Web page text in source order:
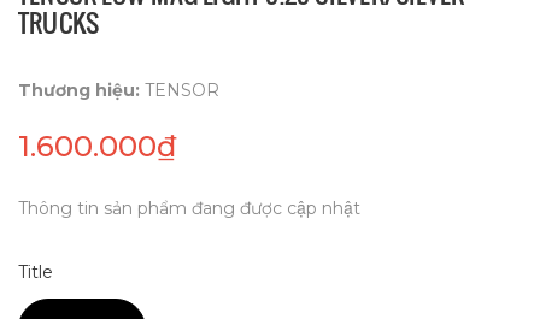
TRUCKS
Thương hiệu: TENSOR
1.600.000₫
Thông tin sản phẩm đang được cập nhật
Title